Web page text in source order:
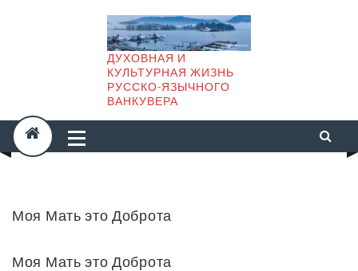
ДУХОВНАЯ И
КУЛЬТУРНАЯ ЖИЗНЬ
РУССКО-ЯЗЫЧНОГО
ВАНКУВЕРА
Моя Мать это Доброта
Моя Мать это Доброта